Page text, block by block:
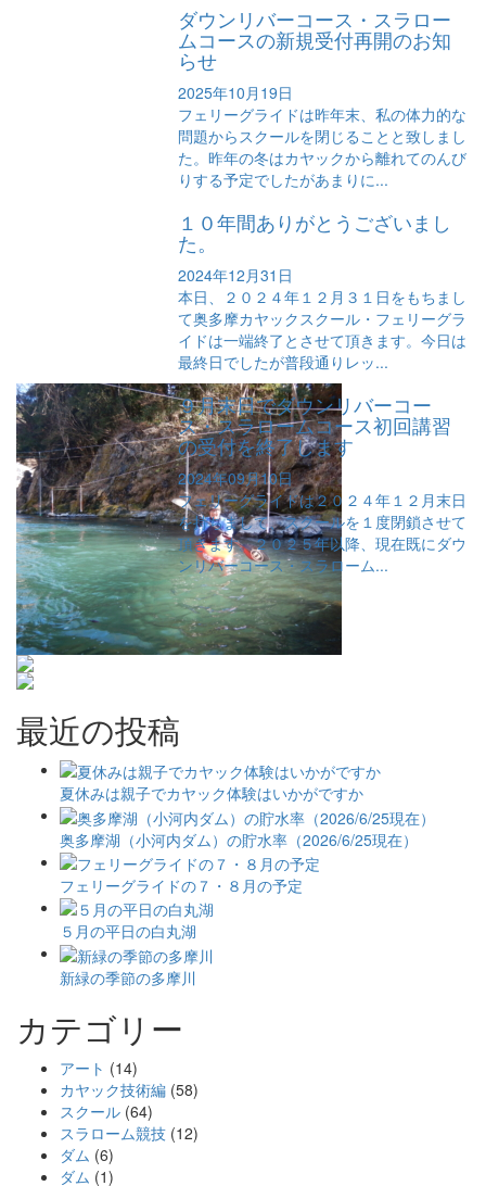
ダウンリバーコース・スラロー
ムコースの新規受付再開のお知
らせ
2025年10月19日
フェリーグライドは昨年末、私の体力的な
問題からスクールを閉じることと致しまし
た。昨年の冬はカヤックから離れてのんび
りする予定でしたがあまりに...
１０年間ありがとうございまし
た。
2024年12月31日
本日、２０２４年１２月３１日をもちまし
て奥多摩カヤックスクール・フェリーグラ
イドは一端終了とさせて頂きます。今日は
最終日でしたが普段通りレッ...
９月末日でダウンリバーコー
ス・スラロームコース初回講習
の受付を終了します
2024年09月10日
フェリーグライドは２０２４年１２月末日
を持ちまして、スクールを１度閉鎖させて
頂きます。２０２５年以降、現在既にダウ
ンリバーコース・スラローム...
最近の投稿
夏休みは親子でカヤック体験はいかがですか
奥多摩湖（小河内ダム）の貯水率（2026/6/25現在）
フェリーグライドの７・８月の予定
５月の平日の白丸湖
新緑の季節の多摩川
カテゴリー
アート (14)
カヤック技術編 (58)
スクール (64)
スラローム競技 (12)
ダム (6)
ダム (1)